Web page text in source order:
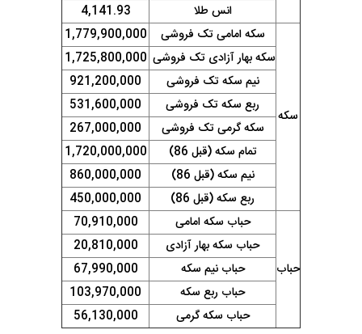
انس طلا
4,141.93
سکه
سکه امامی تک فروشی
1,779,900,000
سکه بهار آزادی تک فروشی 1,725,800,000
نیم سکه تک فروشی
921,200,000
ربع سکه تک فروشی
531,600,000
سکه گرمی تک فروشی
267,000,000
تمام سکه (قبل 86)
1,720,000,000
نیم سکه (قبل 86)
860,000,000
ربع سکه (قبل 86)
450,000,000
حباب
حباب سکه امامی
70,910,000
حباب سکه بهار آزادی
20,810,000
حباب نیم سکه
67,990,000
حباب ربع سکه
103,970,000
حباب سکه گرمی
56,130,000